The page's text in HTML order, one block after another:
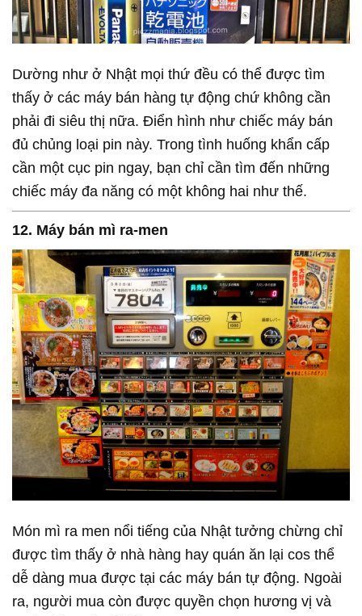
Dường như ở Nhật mọi thứ đều có thể được tìm
thấy ở các máy bán hàng tự động chứ không cần
phải đi siêu thị nữa. Điển hình như chiếc máy bán
đủ chủng loại pin này. Trong tình huống khẩn cấp
cần một cục pin ngay, bạn chỉ cần tìm đến những
chiếc máy đa năng có một không hai như thế.
12. Máy bán mì ra-men
Món mì ra men nổi tiếng của Nhật tưởng chừng chỉ
được tìm thấy ở nhà hàng hay quán ăn lại cos thể
dễ dàng mua được tại các máy bán tự động. Ngoài
ra, người mua còn được quyền chọn hương vị và